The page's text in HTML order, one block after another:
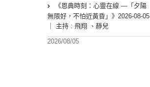
《恩典時刻：心靈在線 —「夕陽
無限好，不怕近黃昏」》2026-08-05
｜ 主持 : 飛翔 、靜兒
2026/08/05